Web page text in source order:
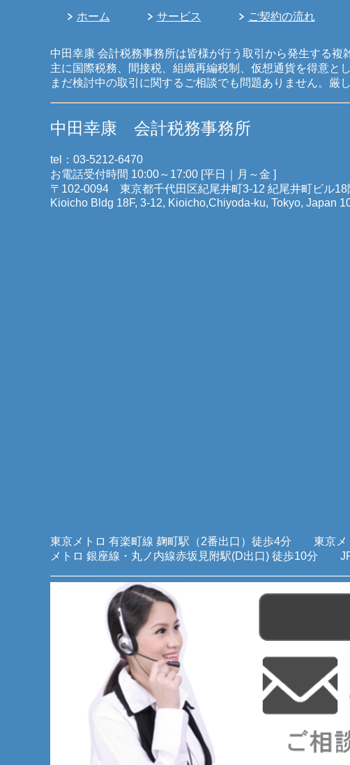
ホーム サービス ご契約の流れ
中田幸康 会計税務事務所は皆様が行う取引から発生する
主に国際税務、間接税、組織再編税制、仮想通貨を得意と
まだ検討中の取引に関するご相談でも問題ありません。厳
中田幸康 会計税務事務所
tel：03-5212-6470
お電話受付時間 10:00～17:00 [平日｜月～金 ]
〒102-0094 東京都千代田区紀尾井町3-12 紀尾井町ビル18
Kioicho Bldg 18F, 3-12, Kioicho,Chiyoda-ku, Tokyo, Japan
東京メトロ 有楽町線 麹町駅（2番出口）徒歩4分 東京
メトロ 銀座線・丸ノ内線赤坂見附駅(D出口) 徒歩10分